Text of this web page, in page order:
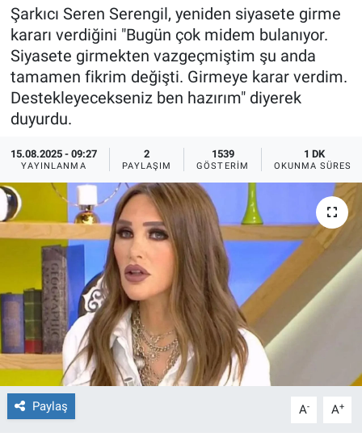
Şarkıcı Seren Serengil, yeniden siyasete girme
kararı verdiğini "Bugün çok midem bulanıyor.
Siyasete girmekten vazgeçmiştim şu anda
tamamen fikrim değişti. Girmeye karar verdim.
Destekleyecekseniz ben hazırım" diyerek
duyurdu.
15.08.2025 - 09:27
YAYINLANMA
2
PAYLAŞIM
1539
GÖSTERIM
1 DK
OKUNMA SÜRESI
Paylaş A- A+
Dünya
Ege Saati
Ege'den Esintiler
Eğitim
Eğlence
Ekonomi
Forum
Gerçeğin İzinde
Gün Başlıyor
Gün Bitiyor
Yayın Akışı
İletişim
Son Dakika Haberleri
Haber Arşivi